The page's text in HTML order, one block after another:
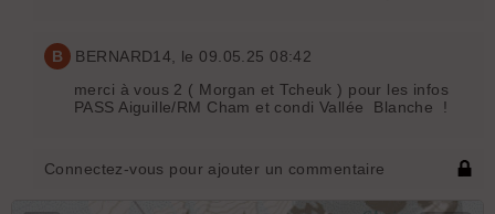
B BERNARD14 , le 09.05.25 08:42
merci à vous 2 ( Morgan et Tcheuk ) pour les infos
PASS Aiguille/RM Cham et condi Vallée Blanche !
Connectez-vous pour ajouter un commentaire